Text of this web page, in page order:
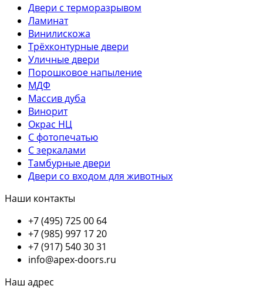
Двери с терморазрывом
Ламинат
Винилискожа
Трёхконтурные двери
Уличные двери
Порошковое напыление
МДФ
Массив дуба
Винорит
Окрас НЦ
С фотопечатью
С зеркалами
Тамбурные двери
Двери со входом для животных
Наши контакты
+7 (495) 725 00 64
+7 (985) 997 17 20
+7 (917) 540 30 31
info@apex-doors.ru
Наш адрес